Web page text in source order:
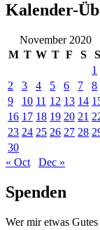
Kalender-
November 2020
M T W T F S
S
1
2
3 4 5 6 7
8
9
10 11 12 13 14
16 17 18 19 20 21
23 24 25 26 27 28
30
« Oct
Dec »
Spenden
Wer mir etwas